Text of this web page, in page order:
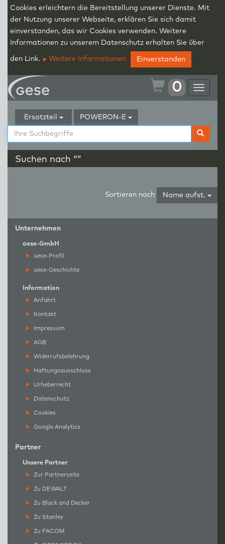
Cookies erleichtern die Bereitstellung unserer Dienste. Mit
der Nutzung unserer Webseite, erklären Sie sich damit
einverstanden, das wir Cookies verwenden. Weitere
Informationen zu unserem Datenschutz erhalten Sie über
den Link. Weitere Informationen Einverstanden
Toggle
0
Ersatzteil POWERON-E
Suchen nach “”
Sortieren nach Name aufst.
Unternehmen
gese-GmbH
gese-Profil
gese-Geschichte
Information
Anfahrt
Kontakt
Impressum
AGB
Widerrufsbelehrung
Haftungsausschluss
Urheberrecht
Datenschutz
Cookies
Google Analytics
Partner
Unsere Partner
Zur Partnerseite
Zu DEWALT
Zu Black and Decker
Zu Stanley
Zu FACOM